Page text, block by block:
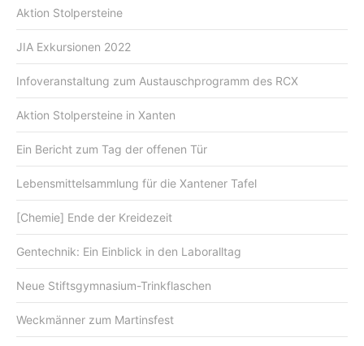
Aktion Stolpersteine
JIA Exkursionen 2022
Infoveranstaltung zum Austauschprogramm des RCX
Aktion Stolpersteine in Xanten
Ein Bericht zum Tag der offenen Tür
Lebensmittelsammlung für die Xantener Tafel
[Chemie] Ende der Kreidezeit
Gentechnik: Ein Einblick in den Laboralltag
Neue Stiftsgymnasium-Trinkflaschen
Weckmänner zum Martinsfest